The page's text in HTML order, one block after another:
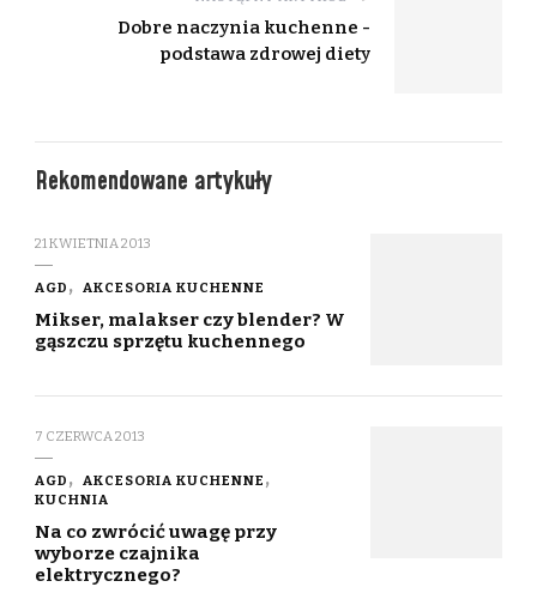
Dobre naczynia kuchenne -
podstawa zdrowej diety
Rekomendowane artykuły
21 KWIETNIA 2013
AGD AKCESORIA KUCHENNE
Mikser, malakser czy blender? W
gąszczu sprzętu kuchennego
7 CZERWCA 2013
AGD
AKCESORIA KUCHENNE
KUCHNIA
Na co zwrócić uwagę przy
wyborze czajnika
elektrycznego?